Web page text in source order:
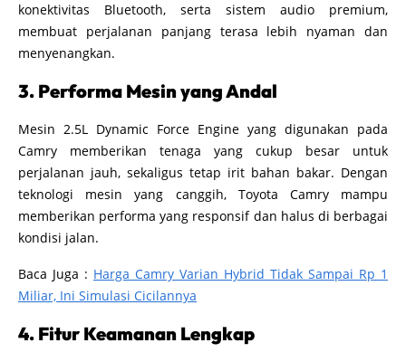
konektivitas Bluetooth, serta sistem audio premium,
membuat perjalanan panjang terasa lebih nyaman dan
menyenangkan.
3. Performa Mesin yang Andal
Mesin 2.5L Dynamic Force Engine yang digunakan pada
Camry memberikan tenaga yang cukup besar untuk
perjalanan jauh, sekaligus tetap irit bahan bakar. Dengan
teknologi mesin yang canggih, Toyota Camry mampu
memberikan performa yang responsif dan halus di berbagai
kondisi jalan.
Baca Juga : Harga Camry Varian Hybrid Tidak Sampai Rp 1
Miliar, Ini Simulasi Cicilannya
4. Fitur Keamanan Lengkap